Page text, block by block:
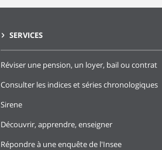
SERVICES
Réviser une pension, un loyer, bail ou contrat
Consulter les indices et séries chronologiques
Sirene
Découvrir, apprendre, enseigner
Répondre à une enquête de l'Insee